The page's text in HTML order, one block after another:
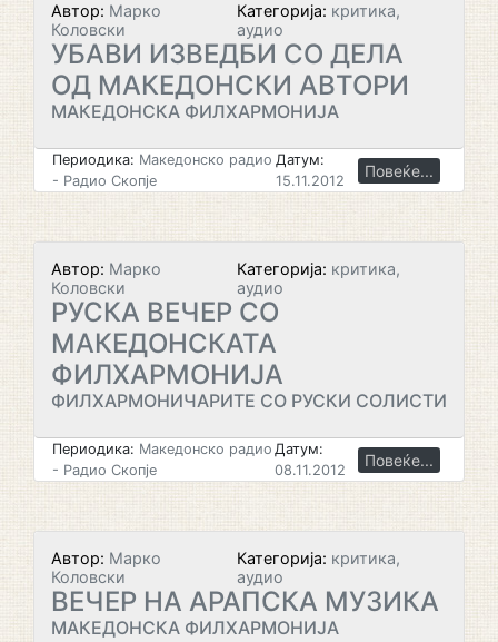
Автор: Марко
Коловски
Категорија: критика,
аудио
УБАВИ ИЗВЕДБИ СО ДЕЛА
ОД МАКЕДОНСКИ АВТОРИ
МАКЕДОНСКА ФИЛХАРМОНИЈА
Периодика: Македонско радио
- Радио Скопје
Датум:
15.11.2012
Повеќе...
Автор: Марко
Коловски
Категорија: критика,
аудио
РУСКА ВЕЧЕР СО
МАКЕДОНСКАТА
ФИЛХАРМОНИЈА
ФИЛХАРМОНИЧАРИТЕ СО РУСКИ СОЛИСТИ
Периодика: Македонско радио
- Радио Скопје
Датум:
08.11.2012
Повеќе...
Автор: Марко
Коловски
Категорија: критика,
аудио
ВЕЧЕР НА АРАПСКА МУЗИКА
МАКЕДОНСКА ФИЛХАРМОНИЈА